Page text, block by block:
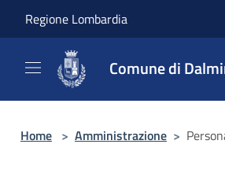
Regione Lombardia
Comune di
Home > Amministrazione >